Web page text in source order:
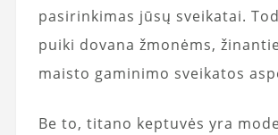
pasirinkimas jūsų sveikatai.
puiki dovana žmonėms,
maisto gaminimo sveikatos
Be to, titano keptuvės yra